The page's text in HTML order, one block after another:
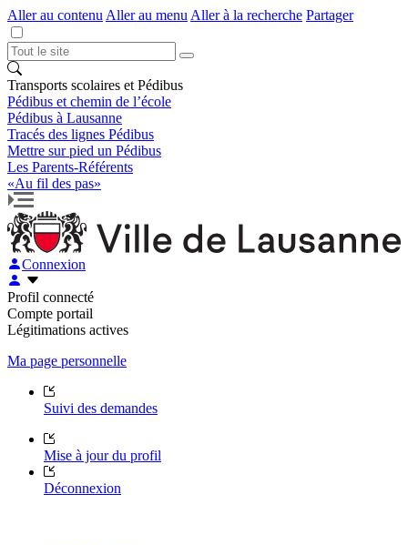
Aller au contenu Aller au menu Aller à la recherche Partager
Transports scolaires et Pédibus
Pédibus et chemin de l’école
Pédibus à Lausanne
Tracés des lignes Pédibus
Mettre sur pied un Pédibus
Les Parents-Référents
«Au fil des pas»
Connexion
Profil connecté
Compte portail
Légitimations actives
Ma page personnelle
Suivi des demandes
Mise à jour du profil
Déconnexion